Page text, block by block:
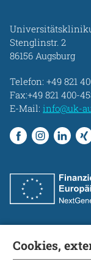
Stenglinstr. 2
86156 Augsburg
Telefon: +49 821
Fax:+49 821 400-
E-Mail: info@uk-
Fakultät
Cookies,